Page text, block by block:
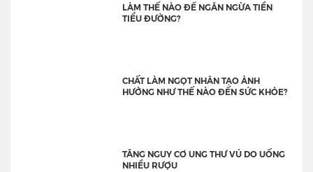
LÀM THẾ NÀO ĐỂ NGĂN NGỪA TIỀN
TIỂU ĐƯỜNG?
CHẤT LÀM NGỌT NHÂN TẠO ẢNH
HƯỞNG NHƯ THẾ NÀO ĐẾN SỨC KHỎE?
TĂNG NGUY CƠ UNG THƯ VÚ DO UỐNG
NHIỀU RƯỢU